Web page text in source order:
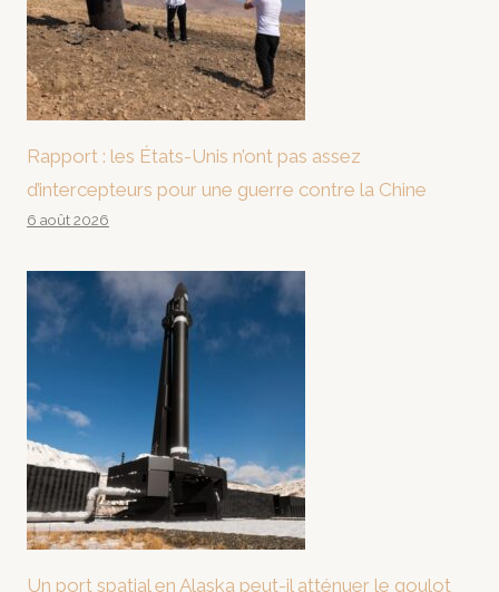
Rapport : les États-Unis n’ont pas assez
d’intercepteurs pour une guerre contre la Chine
6 août 2026
Un port spatial en Alaska peut-il atténuer le goulot